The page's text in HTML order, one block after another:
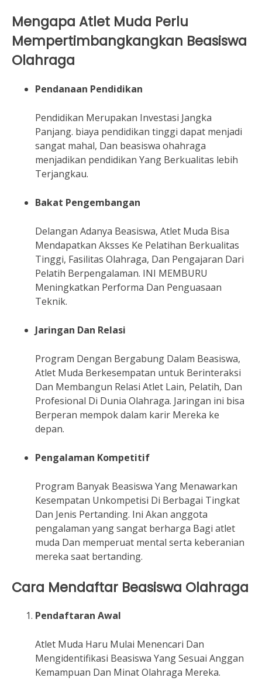
Mengapa Atlet Muda Perlu
Mempertimbangkangkan Beasiswa
Olahraga
Pendanaan Pendidikan
Pendidikan Merupakan Investasi Jangka
Panjang. biaya pendidikan tinggi dapat menjadi
sangat mahal, Dan beasiswa ohahraga
menjadikan pendidikan Yang Berkualitas lebih
Terjangkau.
Bakat Pengembangan
Delangan Adanya Beasiswa, Atlet Muda Bisa
Mendapatkan Aksses Ke Pelatihan Berkualitas
Tinggi, Fasilitas Olahraga, Dan Pengajaran Dari
Pelatih Berpengalaman. INI MEMBURU
Meningkatkan Performa Dan Penguasaan
Teknik.
Jaringan Dan Relasi
Program Dengan Bergabung Dalam Beasiswa,
Atlet Muda Berkesempatan untuk Berinteraksi
Dan Membangun Relasi Atlet Lain, Pelatih, Dan
Profesional Di Dunia Olahraga. Jaringan ini bisa
Berperan mempok dalam karir Mereka ke
depan.
Pengalaman Kompetitif
Program Banyak Beasiswa Yang Menawarkan
Kesempatan Unkompetisi Di Berbagai Tingkat
Dan Jenis Pertanding. Ini Akan anggota
pengalaman yang sangat berharga Bagi atlet
muda Dan memperuat mental serta keberanian
mereka saat bertanding.
Cara Mendaftar Beasiswa Olahraga
Pendaftaran Awal
Atlet Muda Haru Mulai Menencari Dan
Mengidentifikasi Beasiswa Yang Sesuai Anggan
Kemampuan Dan Minat Olahraga Mereka.